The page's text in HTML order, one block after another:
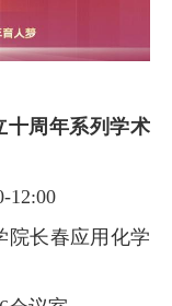
十周年系列学术
12:00
院长春应用化学